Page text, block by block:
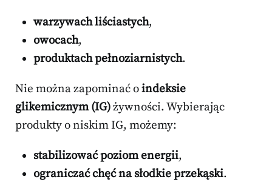
warzywach liściastych,
owocach,
produktach pełnoziarnistych.
Nie można zapominać oindeksie
glikemicznym (IG)żywności. Wybierając
produkty o niskim IG, możemy:
stabilizować poziom energii,
ograniczać chęć na słodkie przekąski.